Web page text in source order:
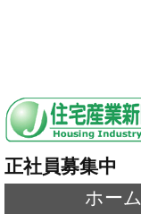
正社員募集中
ホーム